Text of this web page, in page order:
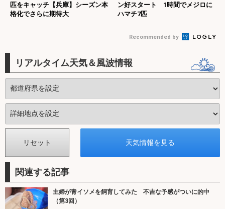
匹をキャッチ【兵庫】シーズン本
格化でさらに期待大
ン好スタート 1時間でメジロに
ハマチ7匹
Recommended by
リアルタイム天気＆風波情報
関連する記事
主婦が青イソメを飼育してみた 不吉な予感がついに的中
（第3回）